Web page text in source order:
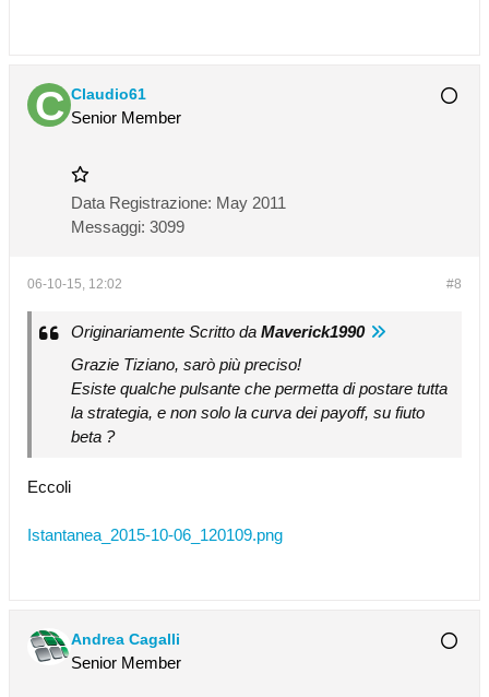
Claudio61
Senior Member
Data Registrazione: May 2011
Messaggi: 3099
#8
06-10-15, 12:02
Originariamente Scritto da Maverick1990
Grazie Tiziano, sarò più preciso!
Esiste qualche pulsante che permetta di postare tutta
la strategia, e non solo la curva dei payoff, su fiuto
beta ?
Eccoli
Istantanea_2015-10-06_120109.png
Andrea Cagalli
Senior Member